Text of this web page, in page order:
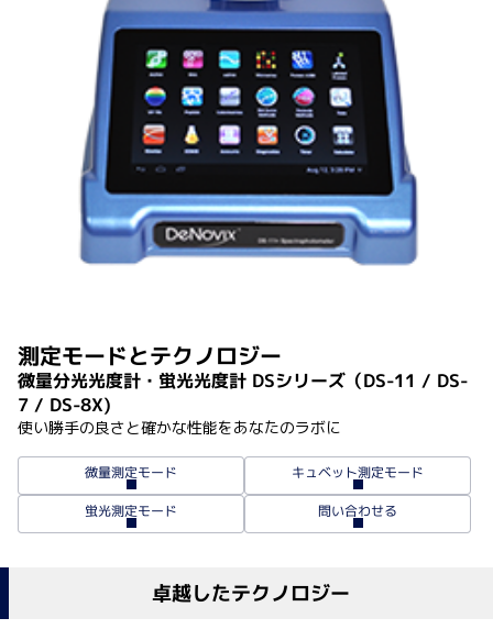
測定モードとテクノロジー
微量分光光度計・蛍光光度計 DSシリーズ（DS-11 / DS-
7 / DS-8X)
使い勝手の良さと確かな性能をあなたのラボに
微量測定モード キュベット測定モード
蛍光測定モード 問い合わせる
卓越したテクノロジー